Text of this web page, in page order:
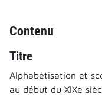
Contenu
Titre
Alphabétisation et
au début du XIXe